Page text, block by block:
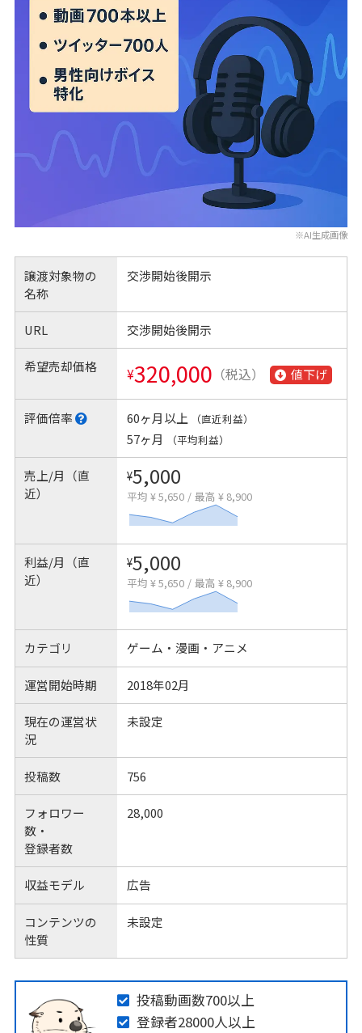
※AI生成画像
譲渡対象物の
名称
交渉開始後開示
URL 交渉開始後開示
希望売却価格 ¥320,000 （税込） 値下げ
評価倍率 60ヶ月以上 （直近利益）
57ヶ月 （平均利益）
売上/月（直
近）
¥5,000
平均 ¥ 5,650 / 最高 ¥ 8,900
利益/月（直
近）
¥5,000
平均 ¥ 5,650 / 最高 ¥ 8,900
カテゴリ ゲーム・漫画・アニメ
運営開始時期 2018年02月
現在の運営状
況
未設定
投稿数 756
フォロワー
数・
登録者数
28,000
収益モデル 広告
コンテンツの
性質
未設定
投稿動画数700以上
登録者28000人以上